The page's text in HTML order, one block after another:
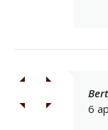
Bert
6